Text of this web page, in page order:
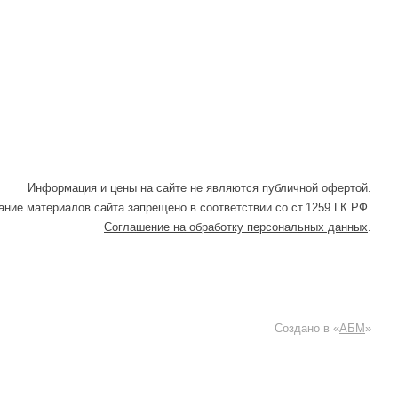
Информация и цены на сайте не являются публичной офертой.
материалов сайта запрещено в соответствии со ст.1259 ГК РФ.
Соглашение на обработку персональных данных.
Создано в «АБМ »